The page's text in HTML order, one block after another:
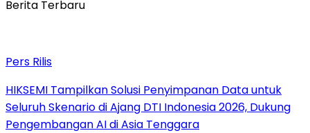
Berita Terbaru
Pers Rilis
HIKSEMI Tampilkan Solusi Penyimpanan Data untuk
Seluruh Skenario di Ajang DTI Indonesia 2026, Dukung
Pengembangan AI di Asia Tenggara